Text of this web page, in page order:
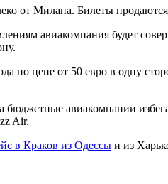
от Милана. Билеты
авиакомпания будет
цене от 50 евро в одну
авиакомпании
Air.
в Краков из Одессы и из